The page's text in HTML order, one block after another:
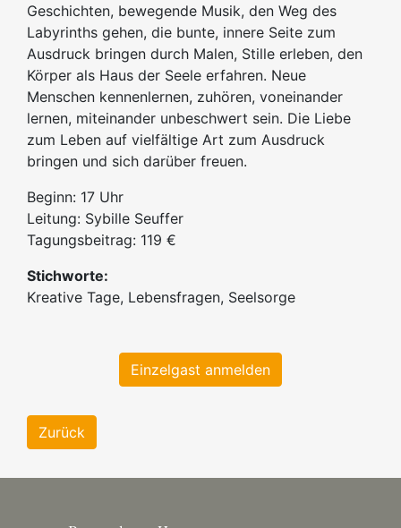
Geschichten, bewegende Musik, den Weg des
Labyrinths gehen, die bunte, innere Seite zum
Ausdruck bringen durch Malen, Stille erleben, den
Körper als Haus der Seele erfahren. Neue
Menschen kennenlernen, zuhören, voneinander
lernen, miteinander unbeschwert sein. Die Liebe
zum Leben auf vielfältige Art zum Ausdruck
bringen und sich darüber freuen.
Beginn: 17 Uhr
Leitung: Sybille Seuffer
Tagungsbeitrag: 119 €
Stichworte:
Kreative Tage, Lebensfragen, Seelsorge
Einzelgast anmelden
Zurück